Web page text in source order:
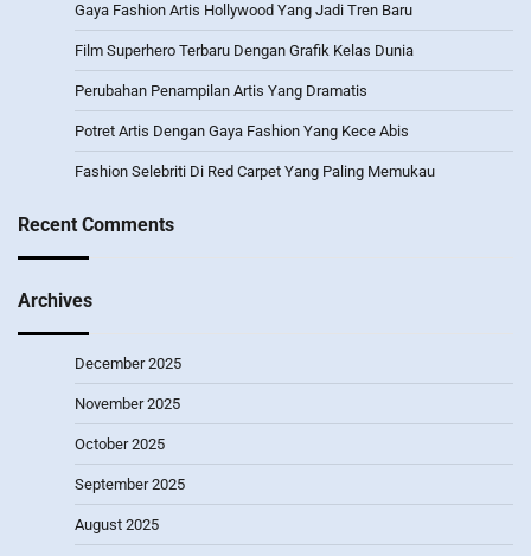
Gaya Fashion Artis Hollywood Yang Jadi Tren Baru
Film Superhero Terbaru Dengan Grafik Kelas Dunia
Perubahan Penampilan Artis Yang Dramatis
Potret Artis Dengan Gaya Fashion Yang Kece Abis
Fashion Selebriti Di Red Carpet Yang Paling Memukau
Recent Comments
Archives
December 2025
November 2025
October 2025
September 2025
August 2025